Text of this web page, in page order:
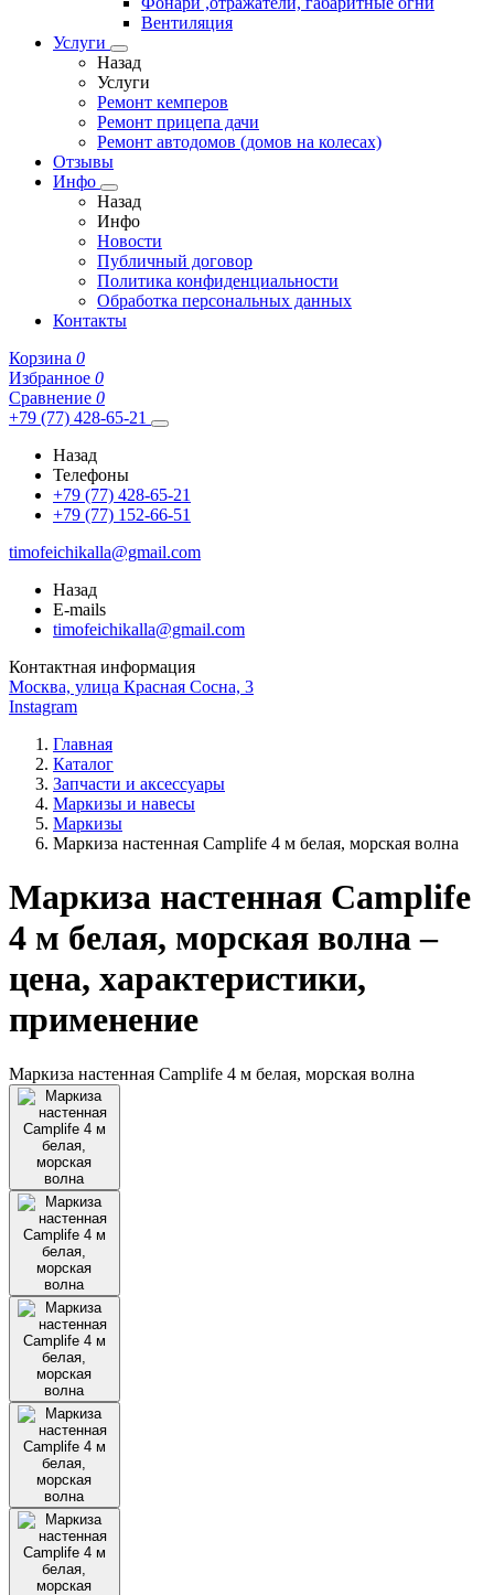
Вентиляция
Услуги
Назад
Услуги
Ремонт кемперов
Ремонт прицепа дачи
Ремонт автодомов (домов на колесах)
Отзывы
Инфо
Назад
Инфо
Новости
Публичный договор
Политика конфиденциальности
Обработка персональных данных
Контакты
Корзина 0
Избранное 0
Сравнение 0
+79 (77) 428-65-21
Назад
Телефоны
+79 (77) 428-65-21
+79 (77) 152-66-51
timofeichikalla@gmail.com
Назад
E-mails
timofeichikalla@gmail.com
Контактная информация
Москва, улица Красная Сосна, 3
Instagram
Главная
Каталог
Запчасти и аксессуары
Маркизы и навесы
Маркизы
Маркиза настенная Camplife 4 м белая, морская волна
Маркиза настенная Camplife
4 м белая, морская волна –
цена, характеристики,
применение
Маркиза настенная Camplife 4 м белая, морская волна